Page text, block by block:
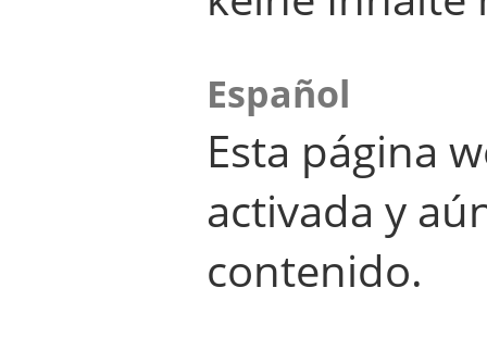
Español
Esta página
activada y
contenido.